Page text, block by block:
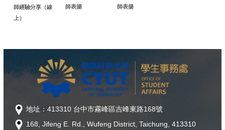
師經驗分享（線
上）
師表揚
師表揚
地址：413310 台中市霧峰區吉峰東路168號
168, Jifeng E. Rd., Wufeng District, Taichung, 413310